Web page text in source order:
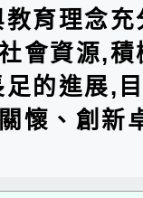
育理念
會資源,
的進展,
懷、創新